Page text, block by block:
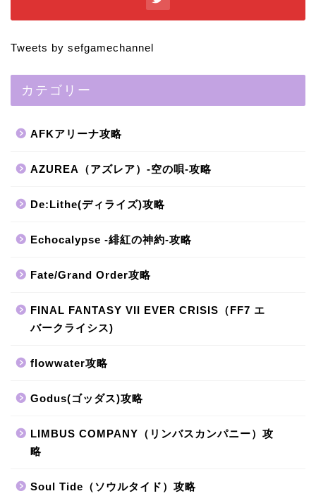
Tweets by sefgamechannel
カテゴリー
AFKアリーナ攻略
AZUREA（アズレア）-空の唄-攻略
De:Lithe(ディライズ)攻略
Echocalypse -緋紅の神約-攻略
Fate/Grand Order攻略
FINAL FANTASY VII EVER CRISIS（FF7 エ
バークライシス)
flowwater攻略
Godus(ゴッダス)攻略
LIMBUS COMPANY（リンバスカンパニー）攻
略
Soul Tide（ソウルタイド）攻略